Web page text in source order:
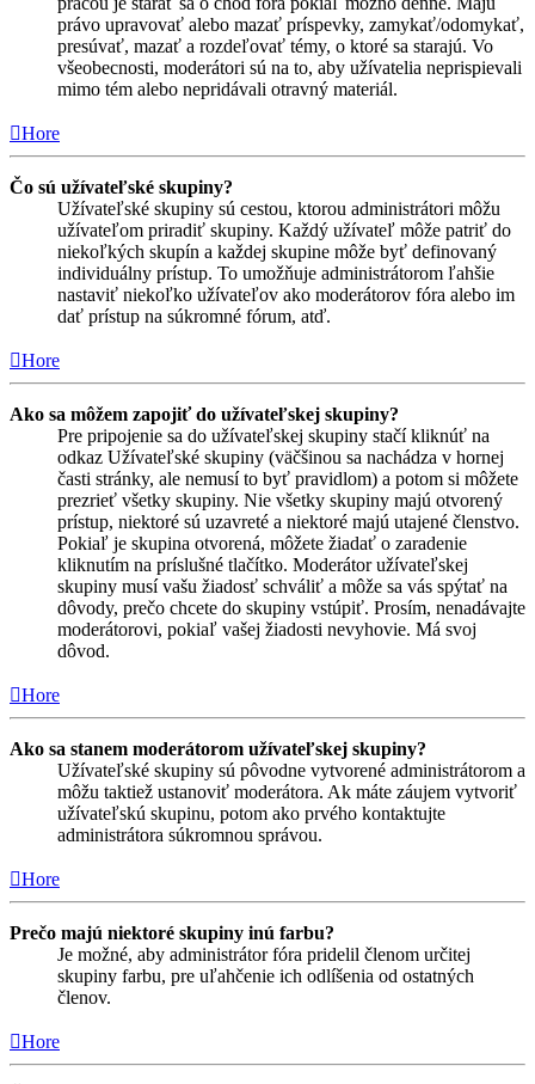
právo upravovať alebo mazať príspevky, zamykať/odomykať,
presúvať, mazať a rozdeľovať témy, o ktoré sa starajú. Vo
všeobecnosti, moderátori sú na to, aby užívatelia neprispievali
mimo tém alebo nepridávali otravný materiál.
Hore
Čo sú užívateľské skupiny?
Užívateľské skupiny sú cestou, ktorou administrátori môžu
užívateľom priradiť skupiny. Každý užívateľ môže patriť do
niekoľkých skupín a každej skupine môže byť definovaný
individuálny prístup. To umožňuje administrátorom ľahšie
nastaviť niekoľko užívateľov ako moderátorov fóra alebo im
dať prístup na súkromné fórum, atď.
Hore
Ako sa môžem zapojiť do užívateľskej skupiny?
Pre pripojenie sa do užívateľskej skupiny stačí kliknúť na
odkaz Užívateľské skupiny (väčšinou sa nachádza v hornej
časti stránky, ale nemusí to byť pravidlom) a potom si môžete
prezrieť všetky skupiny. Nie všetky skupiny majú otvorený
prístup, niektoré sú uzavreté a niektoré majú utajené členstvo.
Pokiaľ je skupina otvorená, môžete žiadať o zaradenie
kliknutím na príslušné tlačítko. Moderátor užívateľskej
skupiny musí vašu žiadosť schváliť a môže sa vás spýtať na
dôvody, prečo chcete do skupiny vstúpiť. Prosím, nenadávajte
moderátorovi, pokiaľ vašej žiadosti nevyhovie. Má svoj
dôvod.
Hore
Ako sa stanem moderátorom užívateľskej skupiny?
Užívateľské skupiny sú pôvodne vytvorené administrátorom a
môžu taktiež ustanoviť moderátora. Ak máte záujem vytvoriť
užívateľskú skupinu, potom ako prvého kontaktujte
administrátora súkromnou správou.
Hore
Prečo majú niektoré skupiny inú farbu?
Je možné, aby administrátor fóra pridelil členom určitej
skupiny farbu, pre uľahčenie ich odlíšenia od ostatných
členov.
Hore